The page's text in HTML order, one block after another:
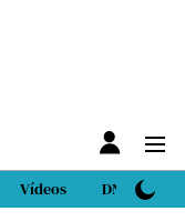
Vídeos DN Sport